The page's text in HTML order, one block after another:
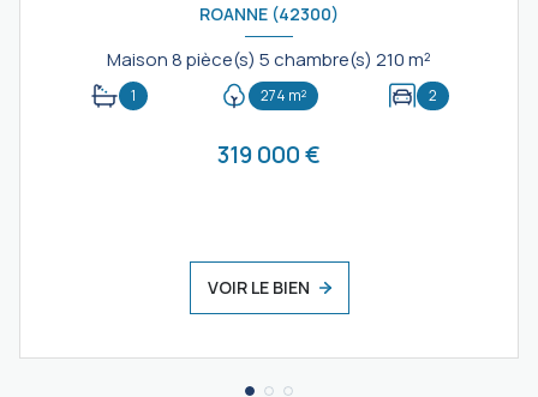
ROANNE (42300)
Maison 8 pièce(s) 5 chambre(s) 210 m²
1 274 m² 2
319 000 €
VOIR LE BIEN